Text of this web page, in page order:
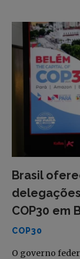
Brasil
COP30 em
COP30
O governo